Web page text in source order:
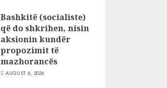
Bashkitë (socialiste)
që do shkrihen, nisin
aksionin kundër
propozimit të
mazhorancës
AUGUST 6, 2026